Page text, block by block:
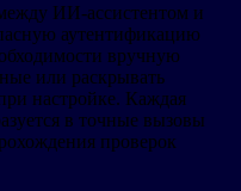
ИИ-ассистентом и
аутентификацию
вручную
или раскрывать
настройке. Каждая
в точные вызовы
проверок